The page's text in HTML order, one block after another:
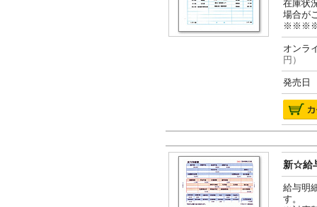
在庫状
場合が
オン
円）
発売日
新☆給
給与明
す。